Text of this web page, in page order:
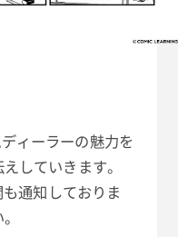
ィーラーの魅力を
していきます。
通知しておりま